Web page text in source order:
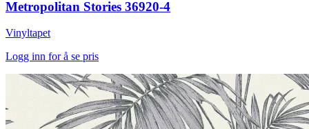
Metropolitan Stories 36920-4
Vinyltapet
Logg inn for å se pris